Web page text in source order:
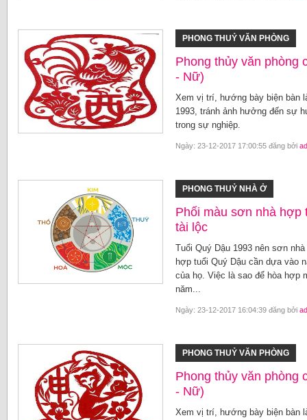
PHONG THUỶ VĂN PHÒNG
Phong thủy văn phòng
- Nữ)
Xem vị trí, hướng bày biện bàn
1993, tránh ảnh hưởng đến sự
trong sự nghiệp.
Ngày: 23-12-2017 17:00:55 đăng bởi
PHONG THUỶ NHÀ Ở
Phối màu sơn nhà hợp
tài lộc
Tuổi Quý Dậu 1993 nên sơn
hợp tuổi Quý Dậu cần dựa vào
của họ. Việc là sao để hòa hợp
năm...
Ngày: 23-12-2017 16:04:39 đăng bởi
PHONG THUỶ VĂN PHÒNG
Phong thủy văn phòng
- Nữ)
Xem vị trí, hướng bày biện bàn